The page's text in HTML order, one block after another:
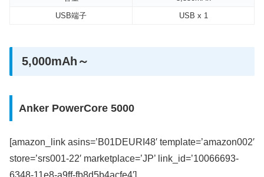
USB端子
USB x 1
5,000mAh～
Anker PowerCore 5000
[amazon_link asins=’B01DEURI48′ template=’amazon002′
store=’srs001-22′ marketplace=’JP’ link_id=’10066693-